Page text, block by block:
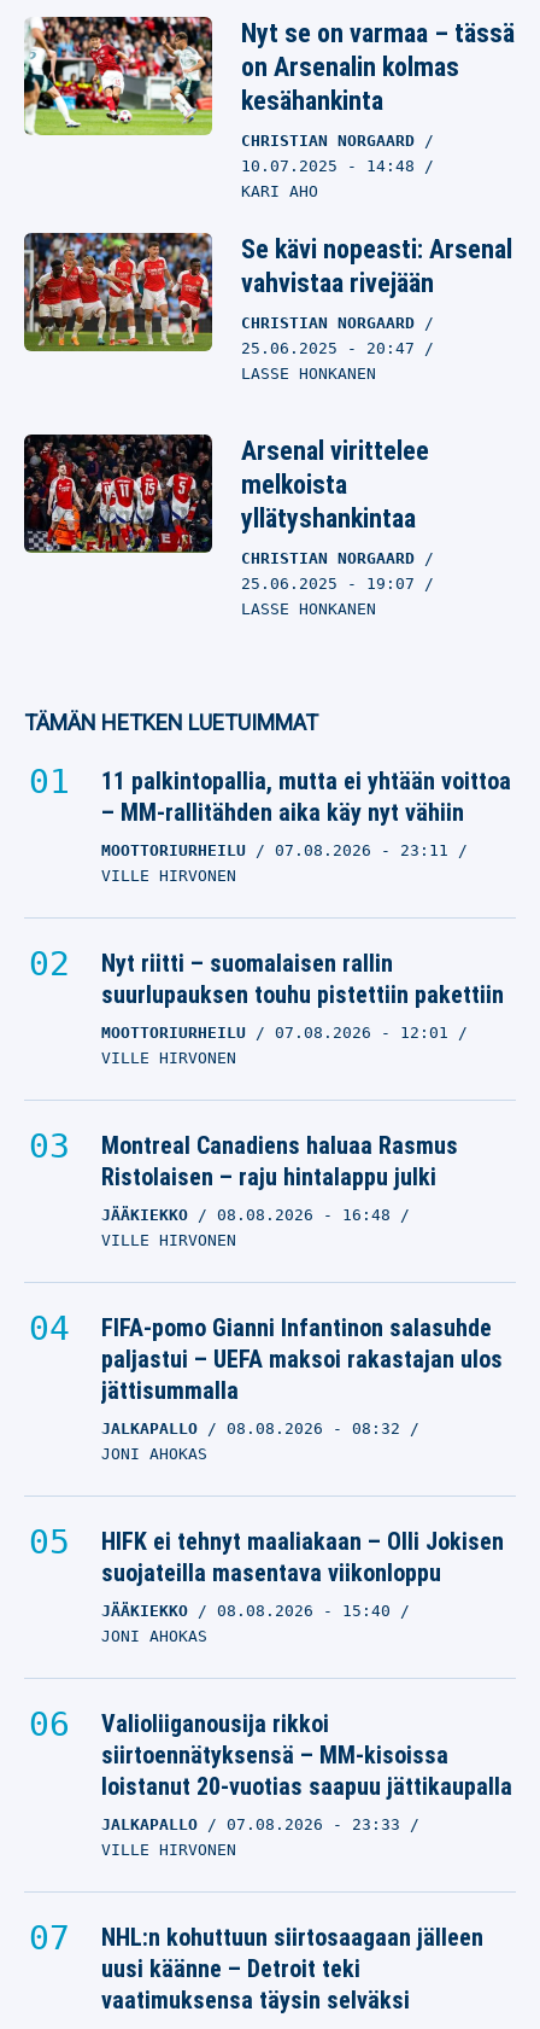
Nyt se on varmaa – tässä
on Arsenalin kolmas
kesähankinta
CHRISTIAN NORGAARD
10.07.2025 - 14:48
KARI AHO
Se kävi nopeasti: Arsenal
vahvistaa rivejään
CHRISTIAN NORGAARD
25.06.2025 - 20:47
LASSE HONKANEN
Arsenal virittelee
melkoista
yllätyshankintaa
CHRISTIAN NORGAARD
25.06.2025 - 19:07
LASSE HONKANEN
TÄMÄN HETKEN LUETUIMMAT
11 palkintopallia, mutta ei yhtään voittoa
– MM-rallitähden aika käy nyt vähiin
MOOTTORIURHEILU 07.08.2026 - 23:11
VILLE HIRVONEN
Nyt riitti – suomalaisen rallin
suurlupauksen touhu pistettiin pakettiin
MOOTTORIURHEILU 07.08.2026 - 12:01
VILLE HIRVONEN
Montreal Canadiens haluaa Rasmus
Ristolaisen – raju hintalappu julki
JÄÄKIEKKO 08.08.2026 - 16:48
VILLE HIRVONEN
FIFA-pomo Gianni Infantinon salasuhde
paljastui – UEFA maksoi rakastajan ulos
jättisummalla
JALKAPALLO 08.08.2026 - 08:32
JONI AHOKAS
HIFK ei tehnyt maaliakaan – Olli Jokisen
suojateilla masentava viikonloppu
JÄÄKIEKKO 08.08.2026 - 15:40
JONI AHOKAS
Valioliiganousija rikkoi
siirtoennätyksensä – MM-kisoissa
loistanut 20-vuotias saapuu jättikaupalla
JALKAPALLO 07.08.2026 - 23:33
VILLE HIRVONEN
NHL:n kohuttuun siirtosaagaan jälleen
uusi käänne – Detroit teki
vaatimuksensa täysin selväksi